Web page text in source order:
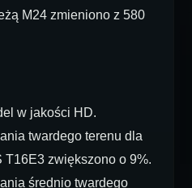
M24 zmieniono z 580
w jakości HD.
twardego terenu dla
zwiększono o 9%.
średnio twardego